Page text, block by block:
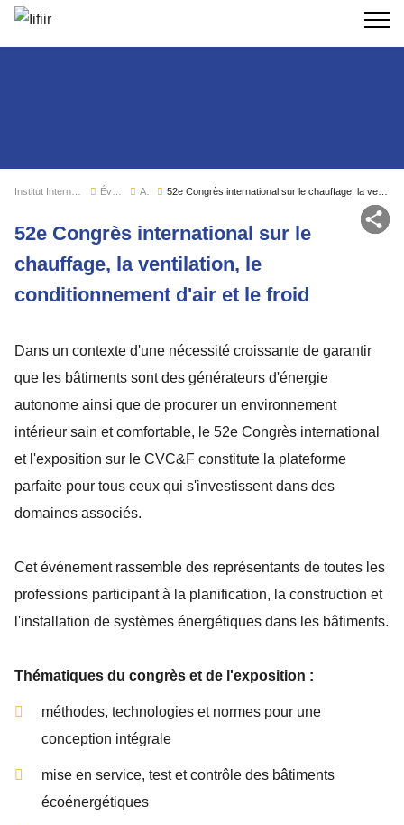
Évènements Agenda
52e Congrès international sur le chauffage, la ventilation, le conditionnement d'air et le froid
52e Congrès international sur le
chauffage, la ventilation, le
conditionnement d'air et le froid
Dans un contexte d'une nécessité croissante de garantir
que les bâtiments sont des générateurs d'énergie
autonome ainsi que de procurer un environnement
intérieur sain et comfortable, le 52e Congrès international
et l'exposition sur le CVC&F constitute la plateforme
parfaite pour tous ceux qui s'investissent dans des
domaines associés.
Cet événement rassemble des représentants de toutes les
professions participant à la planification, la construction et
l'installation de systèmes énergétiques dans les bâtiments.
Thématiques du congrès et de l'exposition :
méthodes, technologies et normes pour une
conception intégrale
mise en service, test et contrôle des bâtiments
écoénergétiques